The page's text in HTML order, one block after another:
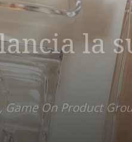
la
On Product